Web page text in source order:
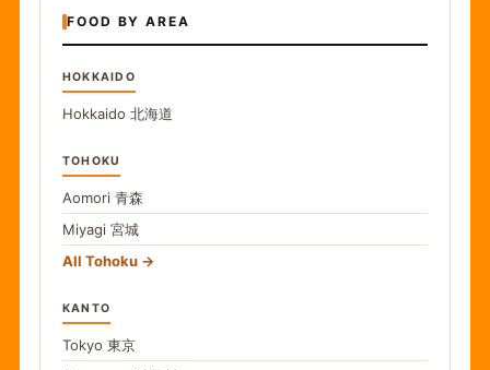
FOOD BY AREA
HOKKAIDO
Hokkaido 北海道
TOHOKU
Aomori 青森
Miyagi 宮城
All Tohoku
KANTO
Tokyo 東京